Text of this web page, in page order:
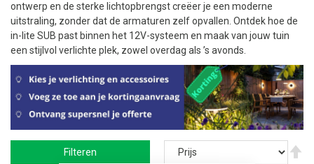
ontwerp en de sterke lichtopbrengst creëer je een moderne
uitstraling, zonder dat de armaturen zelf opvallen. Ontdek hoe de
in-lite SUB past binnen het 12V-systeem en maak van jouw tuin
een stijlvol verlichte plek, zowel overdag als ’s avonds.
Filteren